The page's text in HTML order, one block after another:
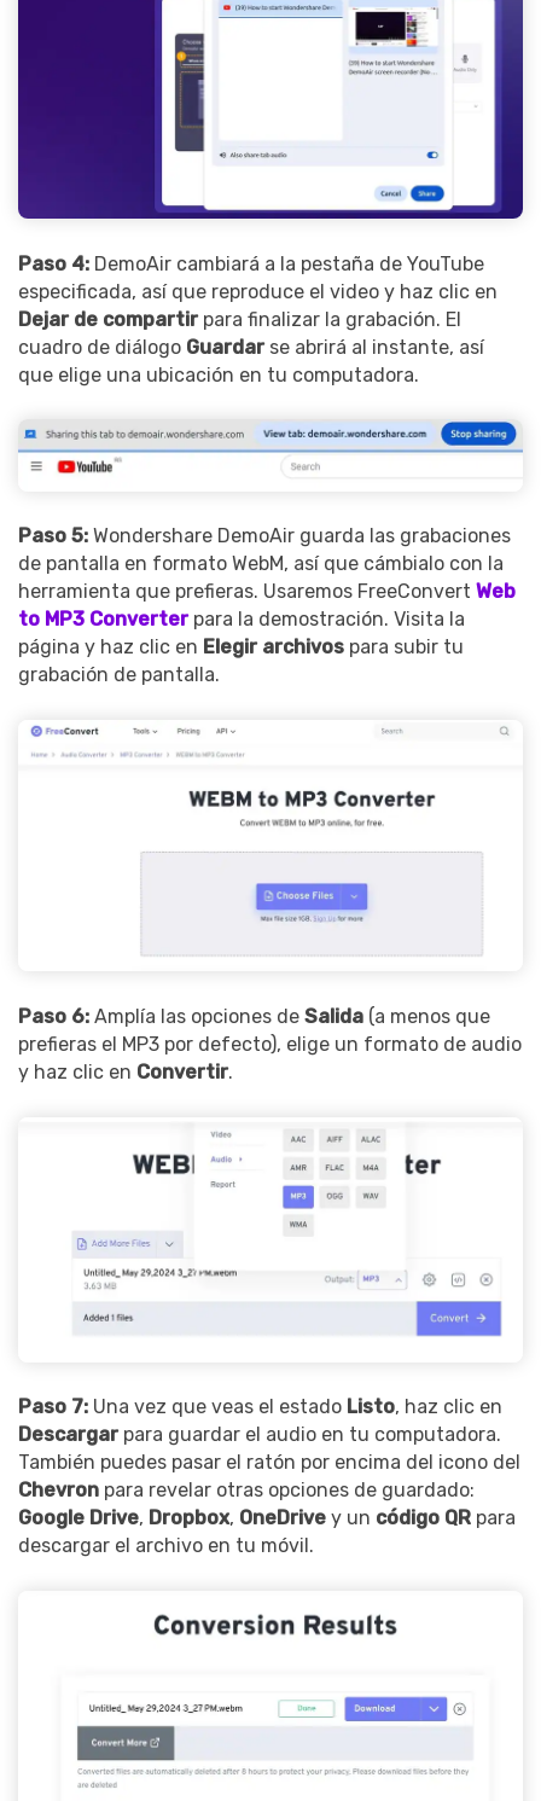
Paso 4: DemoAir cambiará a la pestaña de YouTube
especificada, así que reproduce el video y haz clic en
Dejar de compartirpara finalizar la grabación. El
cuadro de diálogo Guardarse abrirá al instante, así
que elige una ubicación en tu computadora.
Paso 5: Wondershare DemoAir guarda las grabaciones
de pantalla en formato WebM, así que cámbialo con la
herramienta que prefieras. Usaremos FreeConvert Web
to MP3 Converterpara la demostración. Visita la
página y haz clic en Elegir archivos para subir tu
grabación de pantalla.
Paso 6: Amplía las opciones de Salida (a menos que
prefieras el MP3 por defecto), elige un formato de audio
y haz clic en Convertir.
Paso 7: Una vez que veas el estado Listo, haz clic en
Descargarpara guardar el audio en tu computadora.
También puedes pasar el ratón por encima del icono del
Chevron para revelar otras opciones de guardado:
Google Drive, Dropbox, OneDrive y un código QR para
descargar el archivo en tu móvil.